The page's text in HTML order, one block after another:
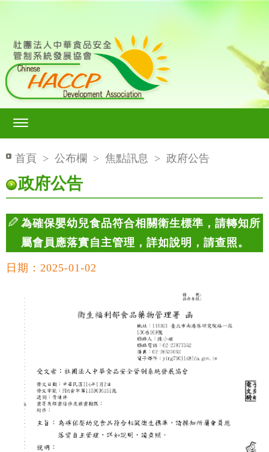
首頁 > 公布欄 > 焦點訊息 > 政府公告
政府公告
為確保嬰幼兒食品符合相關衛生標準，請轉知所
屬會員應落實自主管理，詳如說明，請查照。
日期：2025-01-02